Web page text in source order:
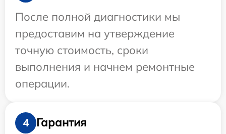
После полной диагностики мы
предоставим на утверждение
точную стоимость, сроки
выполнения и начнем ремонтные
операции.
4
Гарантия